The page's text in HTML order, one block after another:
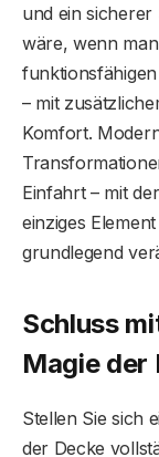
und ein
wäre, wenn
– mit
Komfort.
Einfahrt – mit
einziges
grundlegend
Schluss
Magie der
Stellen Sie sich
der Decke